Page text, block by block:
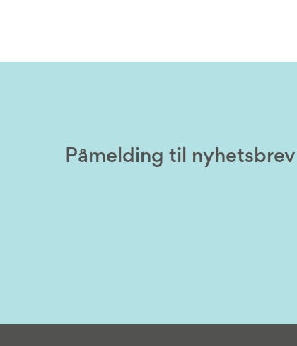
Påmelding til nyhetsbrev